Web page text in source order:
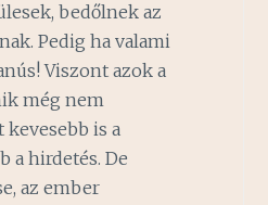
bedőlnek az
Pedig ha valami
Viszont azok a
még nem
is a
a hirdetés. De
az ember